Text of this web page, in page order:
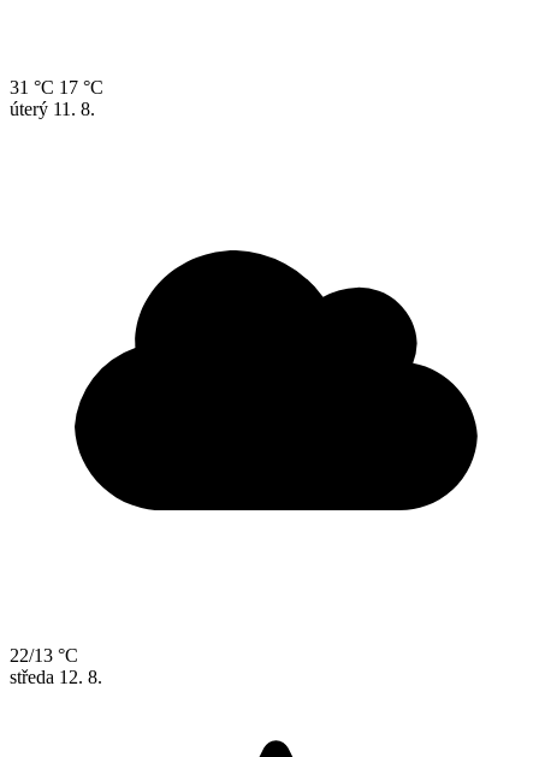
31 °C 17 °C
úterý 11. 8.
22/13 °C
středa 12. 8.